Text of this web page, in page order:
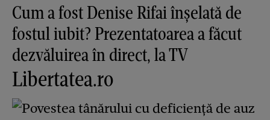
Cum a fost Denise Rifai înșelată de
fostul iubit? Prezentatoarea a făcut
dezvăluirea în direct, la TV
Libertatea.ro